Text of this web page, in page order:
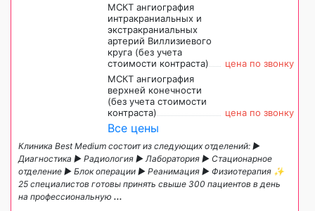
МСКТ ангиография
интракраниальных и
экстракраниальных
артерий Виллизиевого
круга (без учета
стоимости контраста)
цена по звонку
МСКТ ангиография
верхней конечности
(без учета стоимости
контраста)
цена по звонку
Все цены
Клиника Best Medium состоит из следующих отделений: ►
Диагностика ► Радиология ► Лаборатория ► Стационарное
отделение ► Блок операции ► Реанимация ► Физиотерапия ✨
25 специалистов готовы принять свыше 300 пациентов в день
на профессиональную ...